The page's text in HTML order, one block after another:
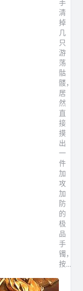
手
清
掉
几
只
游
荡
骷
髅，
居
然
直
接
摸
出
一
件
加
攻
加
防
的
极
品
手
镯，
按...